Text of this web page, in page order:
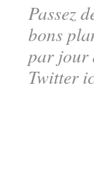
Passez
bons
par jour
Twitter